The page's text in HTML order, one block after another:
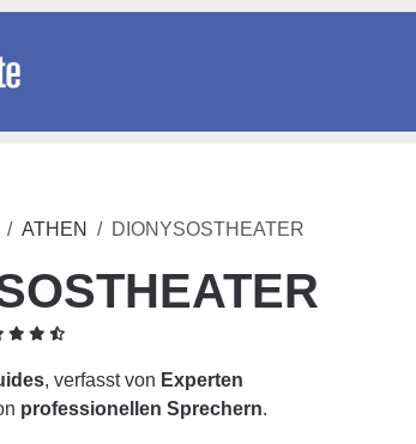
ATHEN DIONYSOSTHEATER
, verfasst von Experten
professionellen Sprechern.